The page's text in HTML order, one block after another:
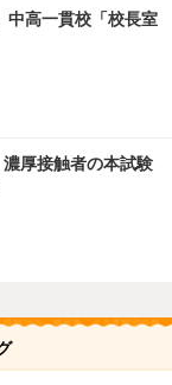
中高一貫校「校長室
濃厚接触者の本試験